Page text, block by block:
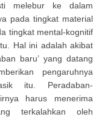
melebur ke dalam
pada tingkat material
tingkat mental-kognitif
Hal ini adalah akibat
baru’ yang datang
pengaruhnya
itu. Peradaban-
harus menerima
terkalahkan oleh